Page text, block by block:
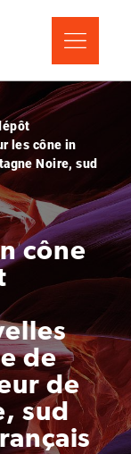
les cône in
Noire, sud
cône
de
de
sud